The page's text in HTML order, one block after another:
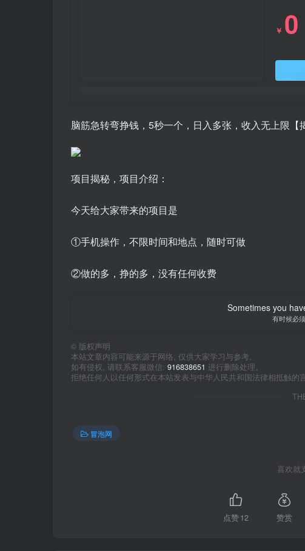
￥ 0
脑筋急转弯挣钱，5秒一个，日入多张，收入无上限【
项目揭秘，项目介绍：
今天给大家带来的项目是
①手机操作，不限时间和地点，随时可做
②做的多，挣的多，没有任何收费
Sometimes you
有时候必
© 版权声明
本站文章内容可能来源于网络, 仅供大家学习与参考,
如有侵权, 请联系客服微信: 916838651 进行删除处理。
拒绝任何人以任何形式在本站发表与中华人民共和国法律相抵触的
冒泡网
喜欢就
点赞12 赞赏